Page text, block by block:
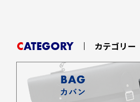
CATEGORY カテゴリー